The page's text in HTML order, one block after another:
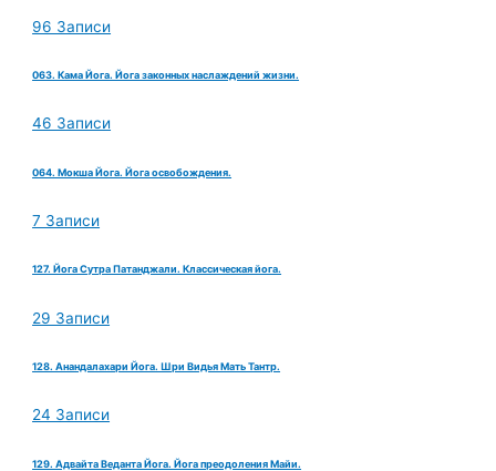
96 Записи
063. Кама Йога. Йога законных наслаждений жизни.
46 Записи
064. Мокша Йога. Йога освобождения.
7 Записи
127. Йога Сутра Патанджали. Классическая йога.
29 Записи
128. Анандалахари Йога. Шри Видья Мать Тантр.
24 Записи
129. Адвайта Веданта Йога. Йога преодоления Майи.